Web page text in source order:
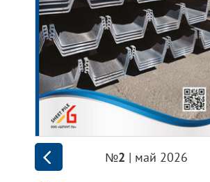
№2 | май 2026